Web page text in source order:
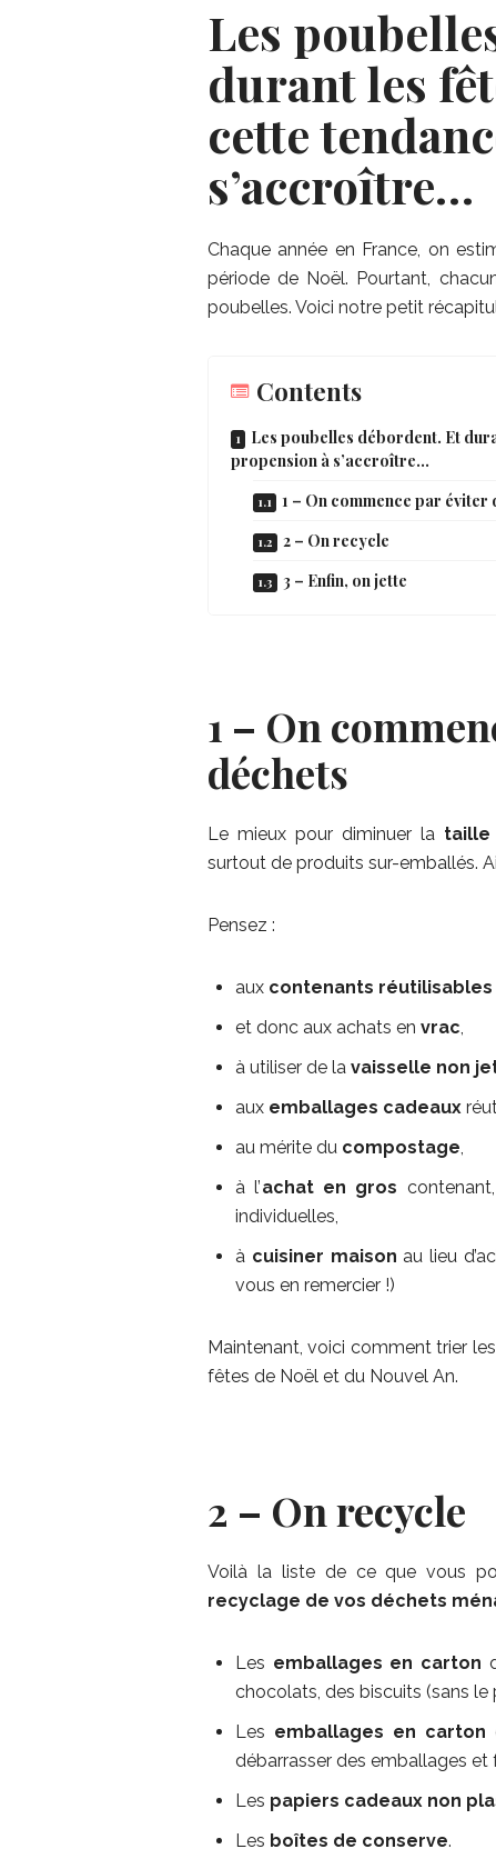
Les
durant les
cette
s’accroître…
Chaque année en France, on
période de Noël. Pourtant,
poubelles. Voici notre petit
Contents
Les poubelles débordent. Et
propension à s’accroître…
1 – On commence par
2 – On recycle
3 – Enfin, on jette
1 – On
déchets
Le mieux pour diminuer la taille
surtout de produits sur-emballés.
Pensez :
aux contenants réutilisables
et donc aux achats en vrac,
à utiliser de la vaisselle non
aux emballages cadeaux
au mérite du compostage,
à l’achat en gros
individuelles,
à cuisiner maison au lieu
vous en remercier !)
Maintenant, voici comment trier
fêtes de Noël et du Nouvel An.
2 – On recycle
Voilà la liste de ce que vous
recyclage de vos déchets
Les emballages en carton
chocolats, des biscuits (sans le
Les emballages en carton
débarrasser des emballages et
Les papiers cadeaux non
Les boîtes de conserve.